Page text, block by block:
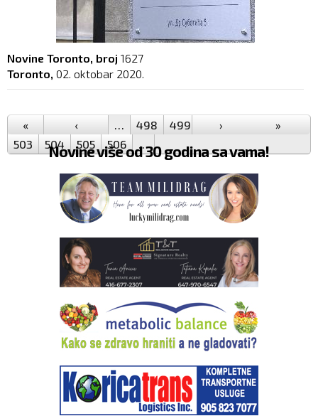
Novine Toronto, broj 1627
Toronto, 02. oktobar 2020.
Pages
« ‹ 498 499 500
502
503
504 505 506 …
› »
Novine više od 30 godina sa vama!